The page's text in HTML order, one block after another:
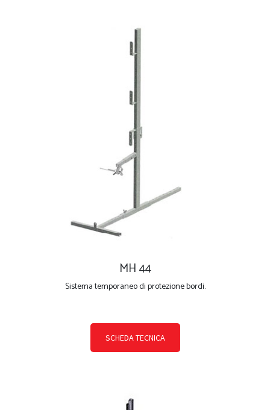
MH 44
Sistema temporaneo di protezione bordi.
SCHEDA TECNICA